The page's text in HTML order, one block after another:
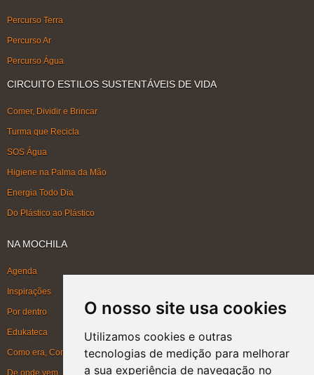
O nosso site usa cookies
Utilizamos cookies e outras
tecnologias de medição para melhorar
a sua experiência de navegação no
Percurso Terra
Percurso Ar
Percurso Água
CIRCUITO ESTILOS SUSTENTÁVEIS DE VIDA
Comer, Dividir e Brincar
Turma que Recicla
SOS Água
Higiene na Palma da Mão
Energia Todo Dia
Do Plástico ao Plástico
NA MOCHILA
Agenda
Inspirações
Por dentro
Edukateca
Como era, Como ficou, Como será
De onde vem, Para onde vai